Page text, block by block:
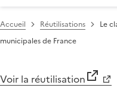
Accueil Réutilisations
Le
municipales de France
Voir la réutilisation